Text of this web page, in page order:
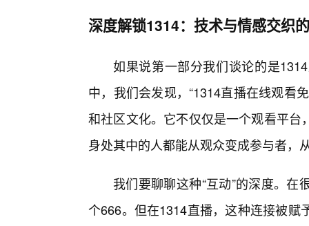
深度解锁1314：技术与情感交织
如果说第一部分我们谈论的是
中，我们会发现，“1314直播在线观看
和社区文化。它不仅仅是一个观看平
身处其中的人都能从观众变成参与者，
我们要聊聊这种“互动”的深度。
个666。但在1314直播，这种连接被赋